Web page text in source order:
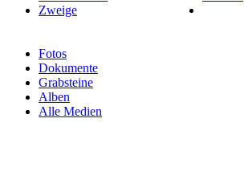
Fotos
Dokumente
Grabsteine
Alben
Alle Medien
Zweige